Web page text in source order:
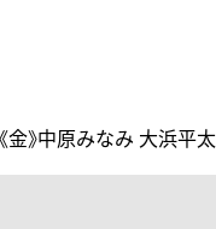
金》中原みなみ 大浜平